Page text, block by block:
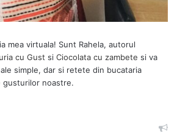
mea virtuala! Sunt Rahela, autorul
cu Gust si Ciocolata cu zambete si va
simple, dar si retete din bucataria
gusturilor noastre.